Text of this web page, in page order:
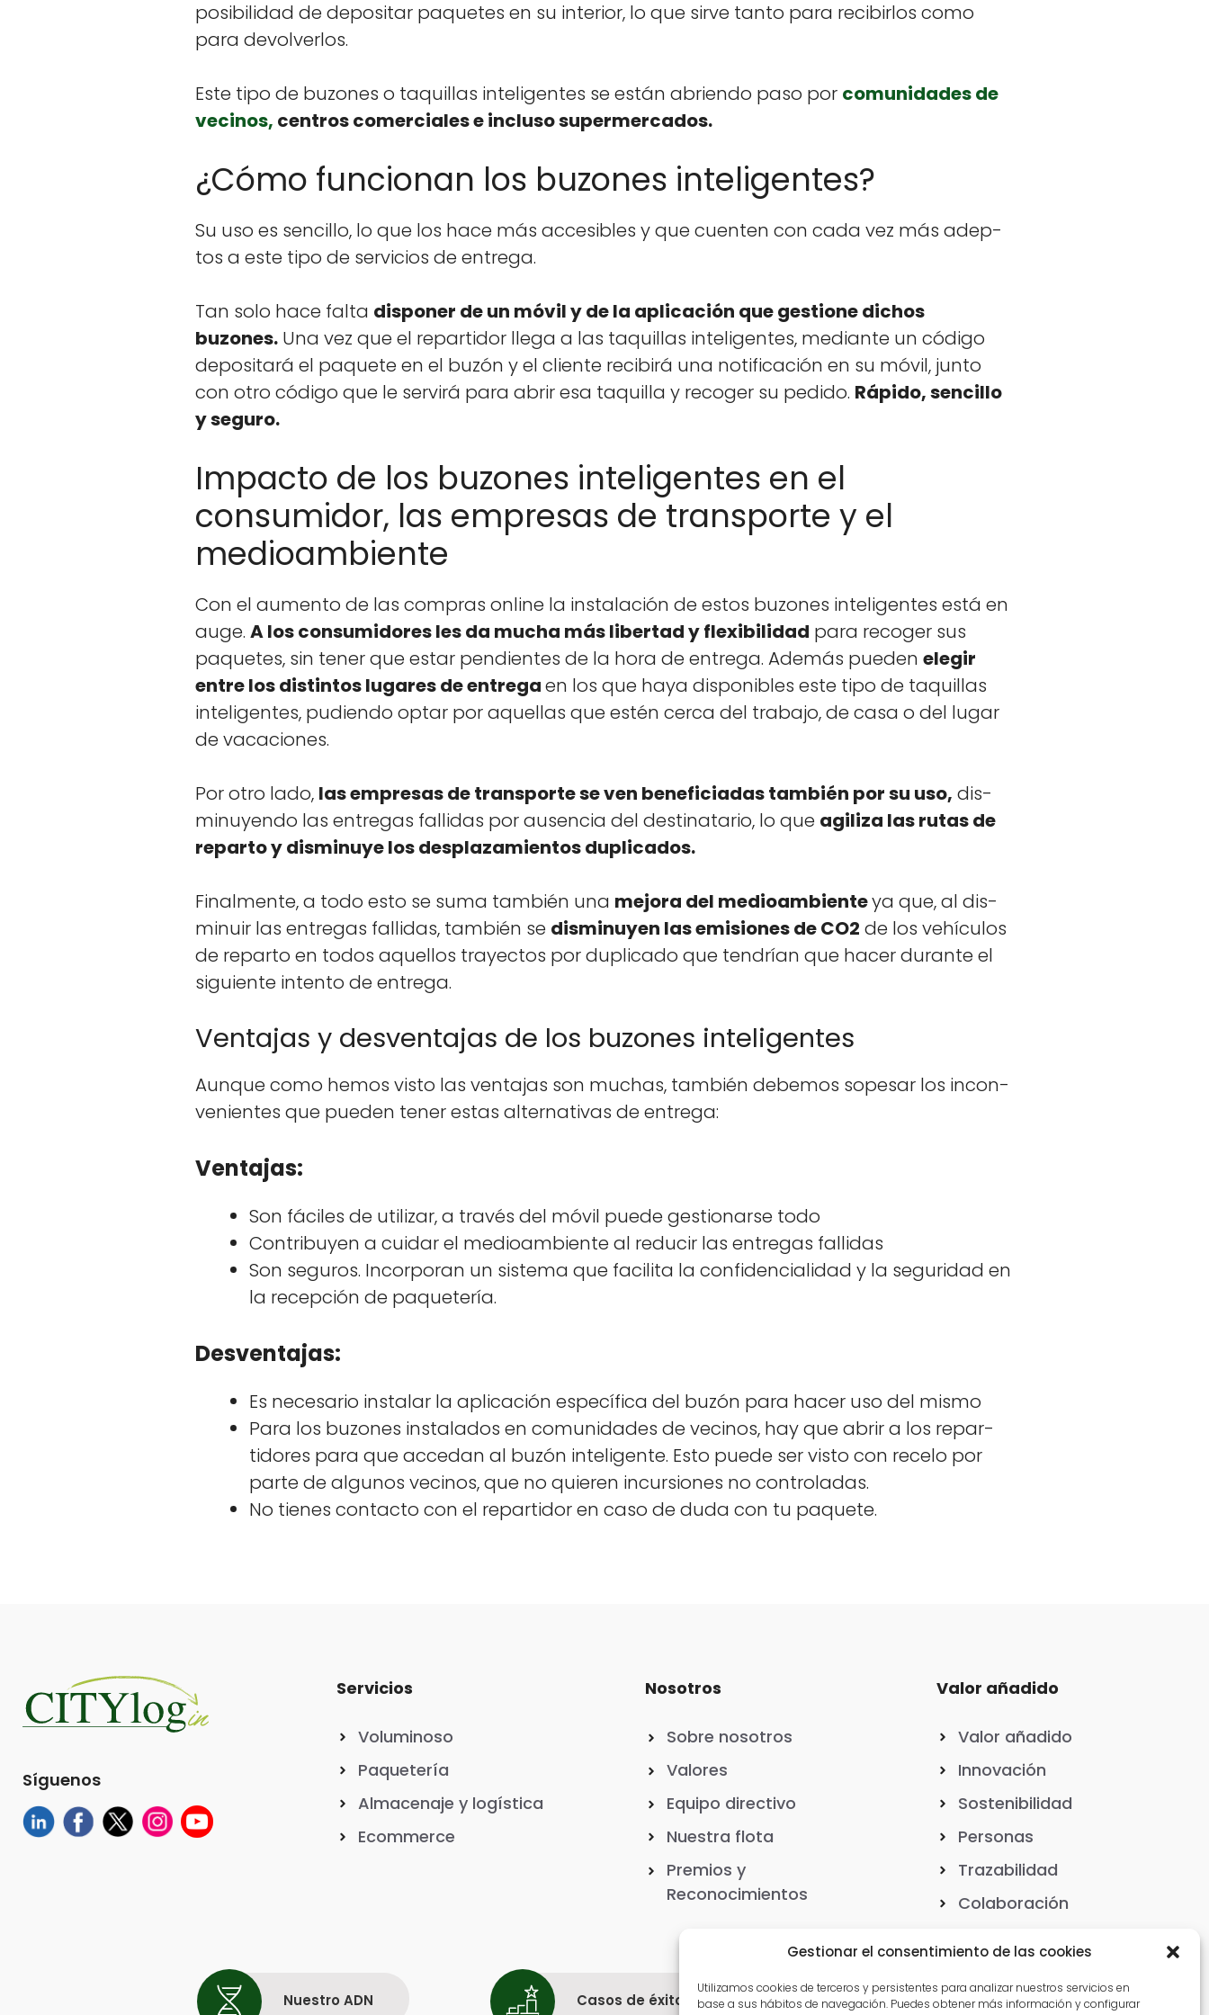
Gestionar el consentimiento de las cookies
Utilizamos cookies de terceros y persistentes para analizar nuestros servicios en
base a sus hábitos de navegación. Puedes obtener más información y configurar
posi­bil­i­dad de deposi­tar paque­tes en su inte­ri­or, lo que sirve tan­to para recibir­los como
para devolver­los.
Este tipo de buzones o taquil­las inteligentes se están abrien­do paso por comu­nidades de
veci­nos, cen­tros com­er­ciales e inclu­so super­me­r­ca­dos.
¿Cómo funcionan los buzones inteligentes?
Su uso es sen­cil­lo, lo que los hace más acce­si­bles y que cuenten con cada vez más adep­
tos a este tipo de ser­vi­cios de entre­ga.
Tan solo hace fal­ta dispon­er de un móvil y de la apli­cación que ges­tione dichos
buzones. Una vez que el repar­tidor lle­ga a las taquil­las inteligentes, medi­ante un códi­go
deposi­tará el paque­te en el buzón y el cliente recibirá una noti­fi­cación en su móvil, jun­to
con otro códi­go que le servirá para abrir esa taquil­la y recoger su pedi­do. Rápi­do, sen­cil­lo
y seguro.
Impacto de los buzones inteligentes en el
consumidor, las empresas de transporte y el
medioambiente
Con el aumen­to de las com­pras online la insta­lación de estos buzones inteligentes está en
auge. A los con­sum­i­dores les da mucha más lib­er­tad y flex­i­bil­i­dad para recoger sus
paque­tes, sin ten­er que estar pen­di­entes de la hora de entre­ga. Además pueden ele­gir
entre los dis­tin­tos lugares de entre­gaen los que haya disponibles este tipo de taquil­las
inteligentes, pudi­en­do optar por aque­l­las que estén cer­ca del tra­ba­jo, de casa o del lugar
de vaca­ciones.
Por otro lado, las empre­sas de trans­porte se ven ben­e­fi­ci­adas tam­bién por su uso, dis­
min­uyen­do las entre­gas fal­l­i­das por ausen­cia del des­ti­natario, lo que agiliza las rutas de
repar­to y dis­min­uye los desplaza­mien­tos dupli­ca­dos.
Final­mente, a todo esto se suma tam­bién una mejo­ra del medioam­bi­enteya que, al dis­
minuir las entre­gas fal­l­i­das, tam­bién se dis­min­uyen las emi­siones de CO2 de los vehícu­los
de repar­to en todos aque­l­los trayec­tos por dupli­ca­do que ten­drían que hac­er durante el
sigu­iente inten­to de entre­ga.
Ventajas y desventajas de los buzones inteligentes
Aunque como hemos vis­to las ven­ta­jas son muchas, tam­bién debe­mos sope­sar los incon­
ve­nientes que pueden ten­er estas alter­na­ti­vas de entre­ga:
Ventajas:
Son fáciles de uti­lizar, a través del móvil puede ges­tionarse todo
Con­tribuyen a cuidar el medioam­bi­ente al reducir las entre­gas fal­l­i­das
Son seguros. Incor­po­ran un sis­tema que facili­ta la con­fi­den­cial­i­dad y la seguri­dad en
la recep­ción de paque­tería.
Desventajas:
Es nece­sario insta­lar la apli­cación especí­fi­ca del buzón para hac­er uso del mis­mo
Para los buzones insta­l­a­dos en comu­nidades de veci­nos, hay que abrir a los repar­
tidores para que accedan al buzón inteligente. Esto puede ser vis­to con rece­lo por
parte de algunos veci­nos, que no quieren incur­siones no con­tro­ladas.
No tienes con­tac­to con el repar­tidor en caso de duda con tu paque­te.
Síguenos
Servicios
Voluminoso
Paquetería
Almacenaje y logística
Ecommerce
Nosotros
Sobre nosotros
Valores
Equipo directivo
Nuestra flota
Premios y
Reconocimientos
Valor añadido
Valor añadido
Innovación
Sostenibilidad
Personas
Trazabilidad
Colaboración
Nuestro ADN Casos de éxito Ubicaciones